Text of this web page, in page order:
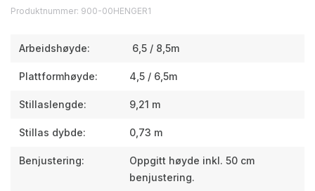
Produktnummer: 900-00HENGER1
Arbeidshøyde: 6,5 / 8,5m
Plattformhøyde: 4,5 / 6,5m
Stillaslengde: 9,21 m
Stillas dybde: 0,73 m
Benjustering:
Oppgitt høyde inkl. 50 cm
benjustering.